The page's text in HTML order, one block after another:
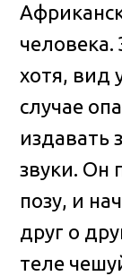
человека.
хотя, вид
случае
издавать
звуки. Он
позу, и
друг о
теле